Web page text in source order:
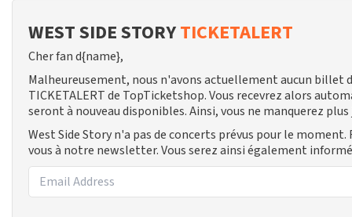
WEST SIDE STORYTICKETALERT
Cher fan d{name},
Malheureusement, nous n'avons actuellement aucun billet
TICKETALERT de TopTicketshop. Vous recevrez alors
seront à nouveau disponibles. Ainsi, vous ne manquerez
West Side Story n'a pas de concerts prévus pour le
vous à notre newsletter. Vous serez ainsi également